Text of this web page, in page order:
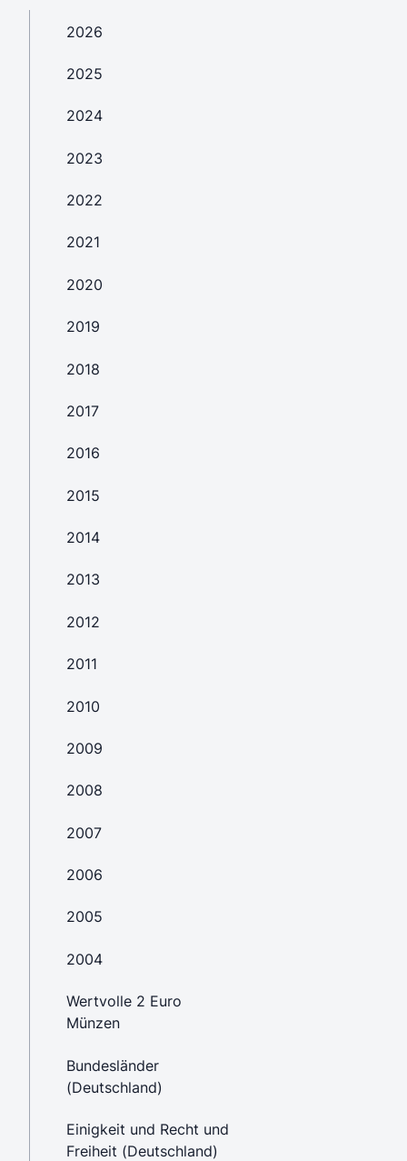
2026
2025
2024
2023
2022
2021
2020
2019
2018
2017
2016
2015
2014
2013
2012
2011
2010
2009
2008
2007
2006
2005
2004
Wertvolle 2 Euro
Münzen
Bundesländer
(Deutschland)
Einigkeit und Recht und
Freiheit (Deutschland)